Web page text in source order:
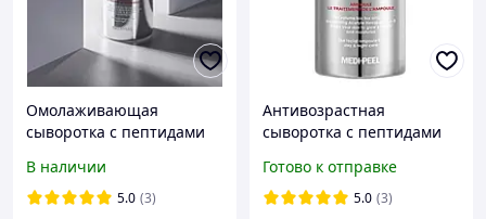
Омолаживающая
сыворотка с пептидами
Volume Bio Tox Ampoule
100 ml
В наличии
5.0 (3)
Антивозрастная
сыворотка с пептидами
Volume Bio Tox Ampoule
100 мл
Готово к отправке
5.0 (3)